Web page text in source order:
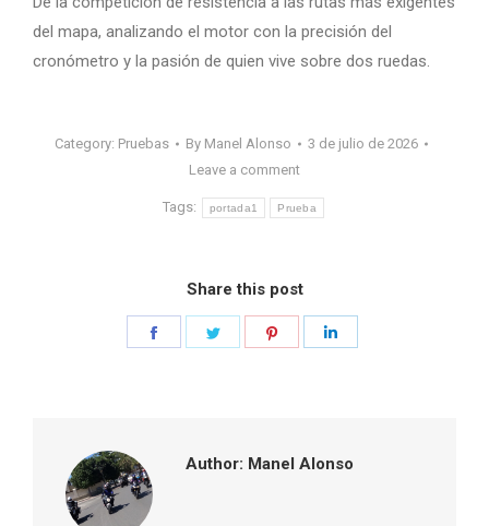
del mapa, analizando el motor con la precisión del
cronómetro y la pasión de quien vive sobre dos ruedas.
Category: Pruebas By Manel Alonso
3 de julio de 2026
Leave a comment
Tags: portada1 Prueba
Share this post
Author: Manel Alonso